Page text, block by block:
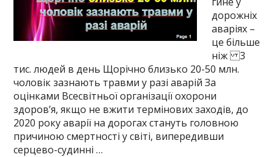
дорожніх
аваріях –
це більше
ніж 3
тис. людей в день Щорічно близько 20-50 млн.
чоловік зазнають травми у разі аварій За
оцінками Всесвітньої організації охорони
здоров’я, якщо не вжити термінових заходів, до
2020 року аварії на дорогах стануть головною
причиною смертності у світі, випередивши
серцево-судинні …